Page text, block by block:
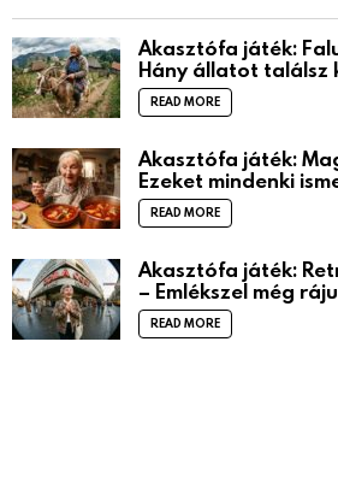
Akasztófa játék:
Hány állatot találsz
READ MORE
Akasztófa játék:
Ezeket mindenki
READ MORE
Akasztófa játék:
– Emlékszel még
READ MORE